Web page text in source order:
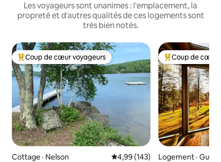
Les voyageurs sont unanimes : l'emplacement, la
propreté et d'autres qualités de ces logements sont
très bien notés.
Coup de cœur voyageurs parmi les plus aimés
Coup de cœur voyageurs
Cottage · Nelson Note moyenne de 4,99 sur 5,
4,99 (143)
Coup de cœur
Coup de cœur
Logement ·